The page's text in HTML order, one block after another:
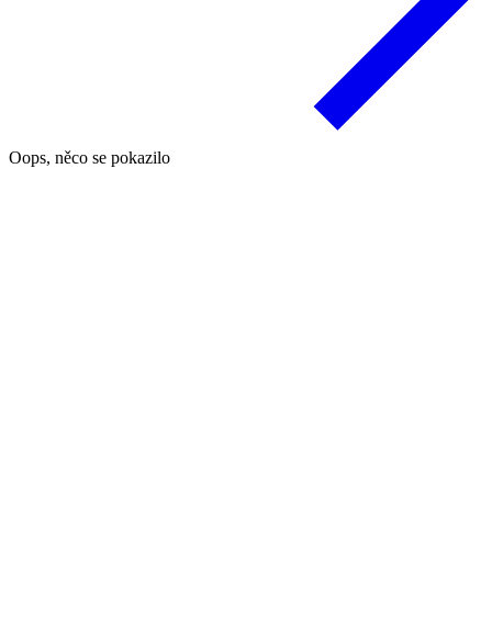
Oops, něco se pokazilo